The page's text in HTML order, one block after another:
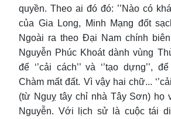
quyền. Theo ai đó đó: ’’Nào có
của Gia Long, Minh Mạng đốt
Ngoài ra theo Đại Nam chính
Nguyễn Phúc Khoát dành vùng
để ‘’cải cách’’ và ‘’tạo dựng’’,
Chàm mất đất. Vì vậy hai chữ... ‘’cải
(từ Nguỵ tây chỉ nhà Tây Sơn) họ
Nguyễn. Với lịch sử là cuộc tái